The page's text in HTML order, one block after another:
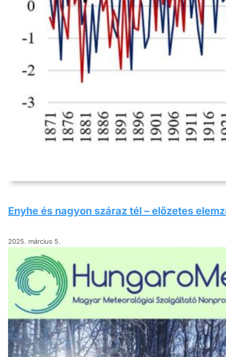
Enyhe és nagyon száraz tél – előzetes
2025. március 5.
A HungaroMet Zrt. mérései
ezzel sorozatban a nyolcadik
Komolyabb hidegbetörés viszont
Tovább a tanulmányhoz